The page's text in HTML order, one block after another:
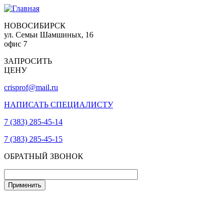
НОВОСИБИРСК
ул. Семьи Шамшиных, 16
офис 7
ЗАПРОСИТЬ
ЦЕНУ
crisprof@mail.ru
НАПИСАТЬ СПЕЦИАЛИСТУ
7 (383) 285-45-14
7 (383) 285-45-15
ОБРАТНЫЙ ЗВОНОК